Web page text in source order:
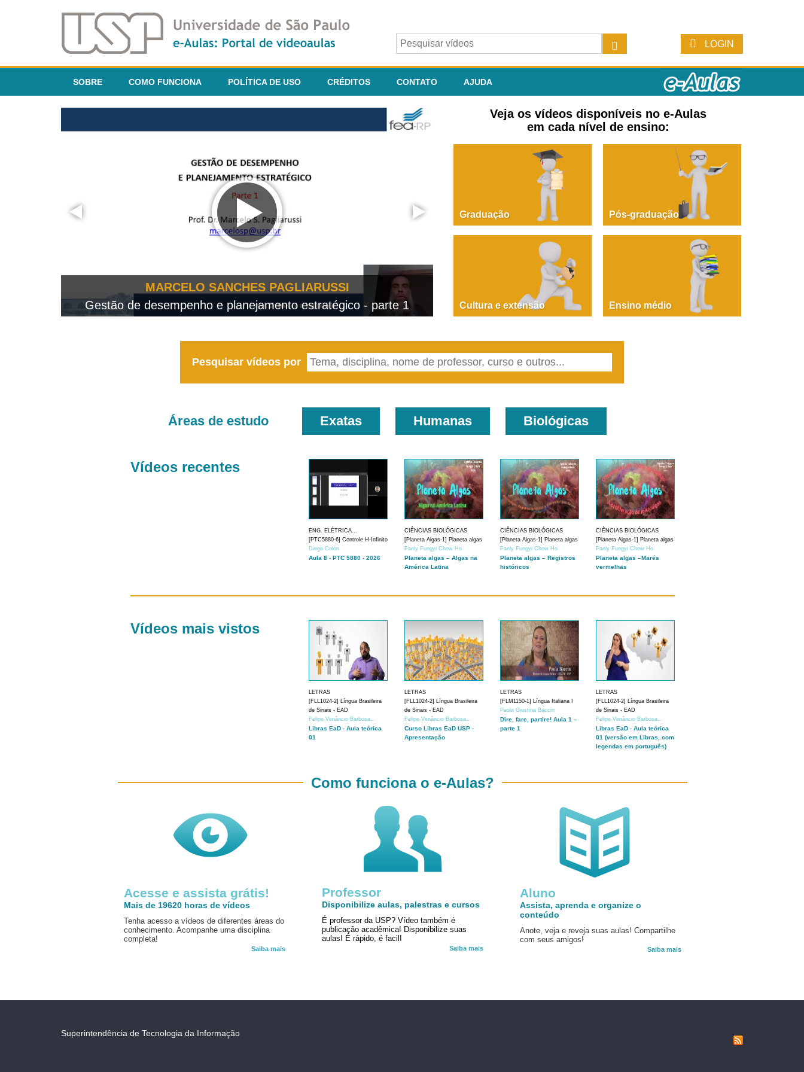
LOGIN
SOBRE COMO FUNCIONA POLÍTICA DE USO CRÉDITOS CONTATO AJUDA
MARCELO SANCHES PAGLIARUSSI
Gestão de desempenho e planejamento estratégico - parte 1
PAOLA GIUSTINA BACCIN
Dire, fare, partire! Aula 1 – parte 1
Veja os vídeos disponíveis no e-Aulas
em cada nível de ensino:
Graduação Pós-graduação
Cultura e extensão Ensino médio
Pesquisar vídeos por
Áreas de estudo Exatas Humanas Biológicas
Vídeos recentes
ENG. ELÉTRICA...
[PTC5880-6] Controle H-Infinito
Diego Colón
Aula 8 - PTC 5880 - 2026
CIÊNCIAS BIOLÓGICAS
[Planeta Algas-1] Planeta algas
Fanly Fungyi Chow Ho
Planeta algas – Algas na
América Latina
CIÊNCIAS BIOLÓGICAS
[Planeta Algas-1] Planeta algas
Fanly Fungyi Chow Ho
Planeta algas – Registros
históricos
CIÊNCIAS BIOLÓGICAS
[Planeta Algas-1] Planeta algas
Fanly Fungyi Chow Ho
Planeta algas –Marés
vermelhas
Vídeos mais vistos
LETRAS
[FLL1024-2] Língua Brasileira
de Sinais - EAD
Felipe Venâncio Barbosa...
Libras EaD - Aula teórica
01
LETRAS
[FLL1024-2] Língua Brasileira
de Sinais - EAD
Felipe Venâncio Barbosa...
Curso Libras EaD USP -
Apresentação
LETRAS
[FLM1150-1] Língua Italiana I
Paola Giustina Baccin
Dire, fare, partire! Aula 1 –
parte 1
LETRAS
[FLL1024-2] Língua Brasileira
de Sinais - EAD
Felipe Venâncio Barbosa...
Libras EaD - Aula teórica
01 (versão em Libras, com
legendas em português)
Acesse e assista grátis!
Mais de 19620 horas de vídeos
Tenha acesso a vídeos de diferentes áreas do
conhecimento. Acompanhe uma disciplina
completa!
Saiba mais
Aluno
Assista, aprenda e organize o
conteúdo
Anote, veja e reveja suas aulas! Compartilhe
com seus amigos!
Saiba mais
Como funciona o e-Aulas?
Professor
Disponibilize aulas, palestras e cursos
É professor da USP? Vídeo também é
publicação acadêmica! Disponibilize suas
aulas! É rápido, é facil!
Saiba mais
Superintendência de Tecnologia da Informação